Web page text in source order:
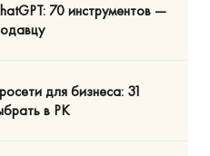
70 инструментов —
для бизнеса: 31
в РК